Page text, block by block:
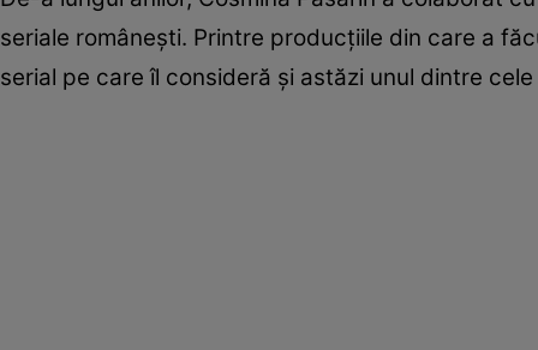
seriale românești. Printre producțiile din care a
serial pe care îl consideră și astăzi unul dintre